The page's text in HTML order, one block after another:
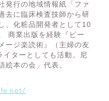
発行の地域情報紙「ファ
去に臨床検査技師から研
、化粧品開発者として10
商業出版を経験『ピー
ージ楽読術』（主婦の友
ターとしても活動。尼
絵本の会」代表。